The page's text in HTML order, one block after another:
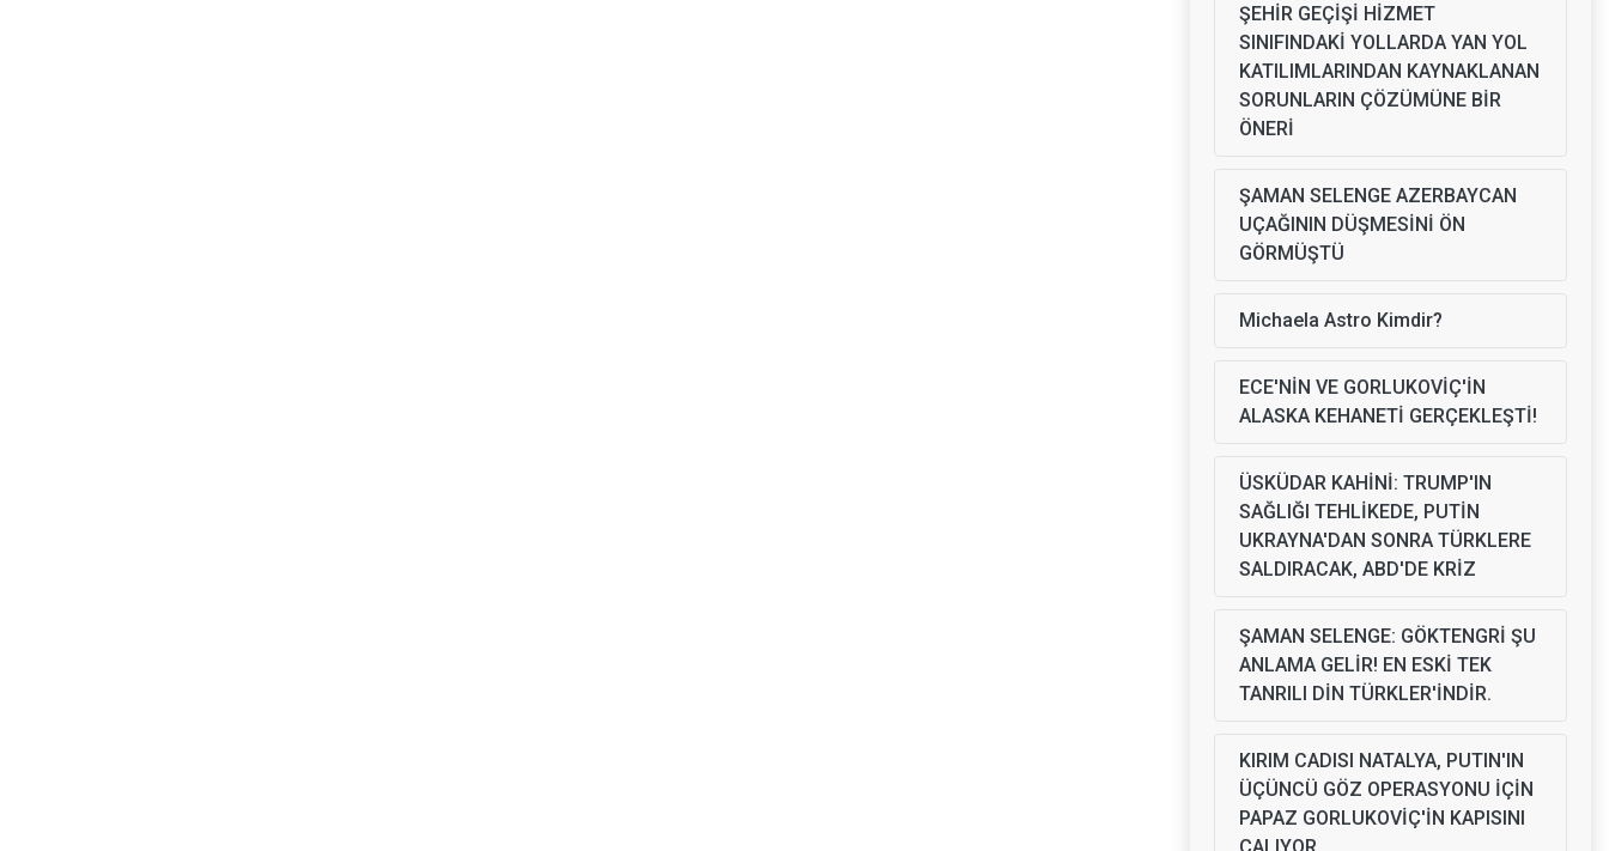
ŞEHİR GEÇİŞİ HİZMET
SINIFINDAKİ YOLLARDA YAN YOL
KATILIMLARINDAN KAYNAKLANAN
SORUNLARIN ÇÖZÜMÜNE BİR
ÖNERİ
ŞAMAN SELENGE AZERBAYCAN
UÇAĞININ DÜŞMESİNİ ÖN
GÖRMÜŞTÜ
Michaela Astro Kimdir?
ECE'NİN VE GORLUKOVİÇ'İN
ALASKA KEHANETİ GERÇEKLEŞTİ!
ÜSKÜDAR KAHİNİ: TRUMP'IN
SAĞLIĞI TEHLİKEDE, PUTİN
UKRAYNA'DAN SONRA TÜRKLERE
SALDIRACAK, ABD'DE KRİZ
ŞAMAN SELENGE: GÖKTENGRİ ŞU
ANLAMA GELİR! EN ESKİ TEK
TANRILI DİN TÜRKLER'İNDİR.
KIRIM CADISI NATALYA, PUTIN'IN
ÜÇÜNCÜ GÖZ OPERASYONU İÇİN
PAPAZ GORLUKOVİÇ'İN KAPISINI